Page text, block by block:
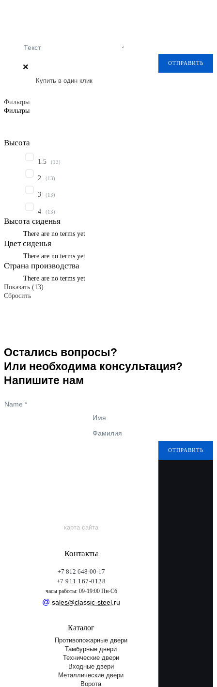
Фильтры
Фильтры
Высота
1.5 (13)
2 (13)
3 (13)
4 (13)
Высота сиденья
There are no terms yet
Цвет сиденья
There are no terms yet
Страна производства
There are no terms yet
Показать (13)
Сбросить
Текст
ОТПРАВИТЬ
Купить в один клик
Остались вопросы?
Или необходима консультация?
Напишите нам
Name *
Имя
Фамилия
ОТПРАВИТЬ
карта сайта
Контакты
+7 812 648-00-17
+7 911 167-0128
часы работы: 09-19:00 Пн-Сб
@ sales@classic-steel.ru
Каталог
Противопожарные двери
Тамбурные двери
Технические двери
Входные двери
Металлические двери
Ворота